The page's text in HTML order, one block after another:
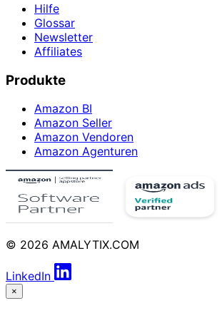
Hilfe
Glossar
Newsletter
Affiliates
Produkte
Amazon BI
Amazon Seller
Amazon Vendoren
Amazon Agenturen
© 2026 AMALYTIX.COM
LinkedIn
×